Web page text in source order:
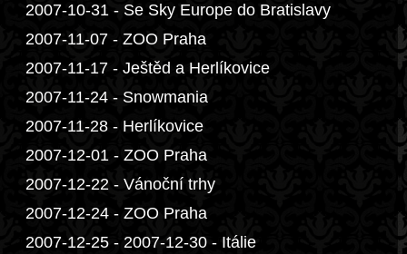
2007-10-31 - Se Sky Europe do Bratislavy
2007-11-07 - ZOO Praha
2007-11-17 - Ještěd a Herlíkovice
2007-11-24 - Snowmania
2007-11-28 - Herlíkovice
2007-12-01 - ZOO Praha
2007-12-22 - Vánoční trhy
2007-12-24 - ZOO Praha
2007-12-25 - 2007-12-30 - Itálie